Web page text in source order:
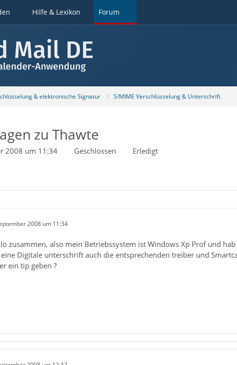
Hilfe & Lexikon Forum
& elektronische Signatur S/MIME Verschlüsselung & Unterschrift
zu Thawte
2008 um 11:34 Geschlossen Erledigt
2008 um 11:34
zusammen, also mein Betriebssystem ist Windows Xp Prof und
Digitale unterschrift auch die entsprechenden treiber und
ein tip geben ?